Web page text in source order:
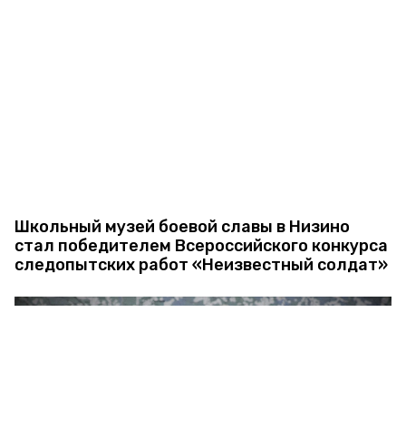
Школьный музей боевой славы в Низино
стал победителем Всероссийского конкурса
следопытских работ «Неизвестный солдат»